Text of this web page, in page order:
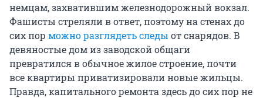
немцам, захватившим железнодорожный вокзал.
Фашисты стреляли в ответ, поэтому на стенах до
сих пор можно разглядеть следы от снарядов. В
девяностые дом из заводской общаги
превратился в обычное жилое строение, почти
все квартиры приватизировали новые жильцы.
Правда, капитального ремонта здесь до сих пор не